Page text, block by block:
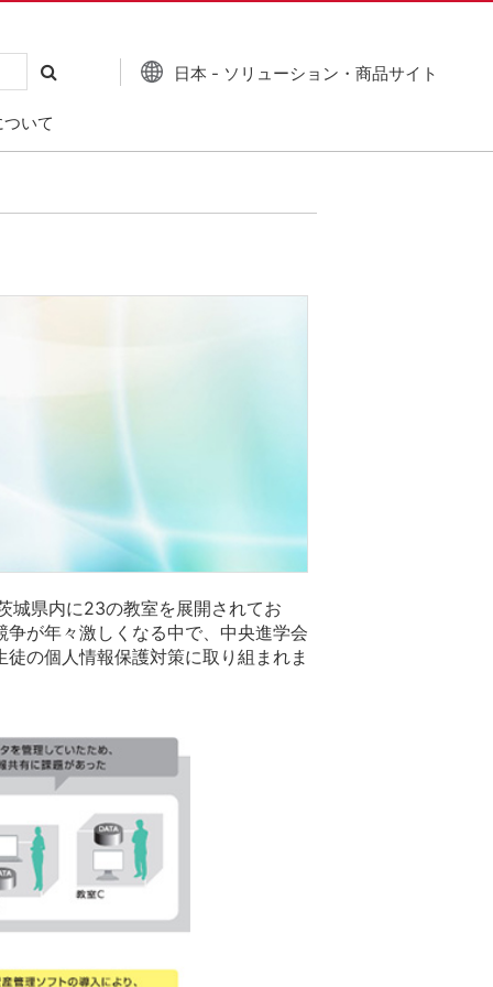
いて
日本 - ソリューション・商品サイト
城県内に23の教室を展開されてお
が年々激しくなる中で、中央進学会
の個人情報保護対策に取り組まれま